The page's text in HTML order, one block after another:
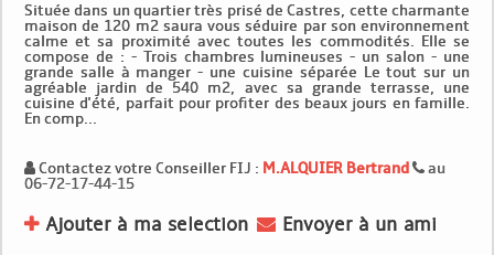
Située dans un quartier très prisé de Castres, cette charmante
maison de 120 m2 saura vous séduire par son environnement
calme et sa proximité avec toutes les commodités. Elle se
compose de : - Trois chambres lumineuses - un salon - une
grande salle à manger - une cuisine séparée Le tout sur un
agréable jardin de 540 m2, avec sa grande terrasse, une
cuisine d'été, parfait pour profiter des beaux jours en famille.
En comp...
Contactez votre Conseiller FIJ : M.ALQUIER Bertrand
au
06-72-17-44-15
Ajouter à ma selection Envoyer à un ami